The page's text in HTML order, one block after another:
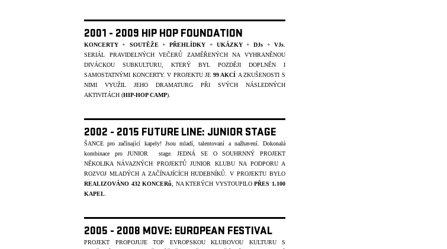
2001 - 2009 HIP HOP FOUNDATION
KONCERTY + SOUTĚŽE+PŘEHLÍDKY + UKÁZKY+DJs +VJs
SERIÁL PRAVIDELNÝCH VEČERŮ ZAMĚŘENÝCH NA VYHRANĚNOU
DIVÁCKOU SUBKULTURU, KTERÝ BYL POZDĚJI DOPLNĚN I
SAMOSTATNÝMI KONCERTY. V PROJEKTU JE 99 AKCÍ A ZKUŠENOSTI S
NIMI VYUŽIL JEHO DRAMATURG PŘI SVÝCH NÁSLEDNÝCH
AKTIVITÁCH (HIP-HOP CAMP).
2002 - 2015 FUTURE LINE: JUNIOR STAGE
ŠANCE pro začínající kapely! Jsou mladí, talentovaní a nažhavení. Dokonalá
kombinace pro JUNIOR stage.JEDNÁ SE O SOUHRNNÝ PROJEKT
NĚKOLIKA NÁVAZNÝCH PROJEKTŮ JUNIOR KLUBU NA PODPORU A
ROZVOJ MLADÝCH A ZAČÍNAJÍCÍCH HUDEBNÍKŮ. V PROJEKTU BYLO
REALIZOVÁNO 432 KONCERů
, NA KTERÝCH VYSTOUPILOPŘES 1.100
KAPEL
2005 - 2008 MOVE: EUROPEAN FESTIVAL
PROJEKT PROPOJUJE TOP EVROPSKOU KLUBOVOU KULTURU S